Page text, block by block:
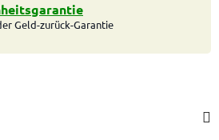
Geld-zurück-Garantie